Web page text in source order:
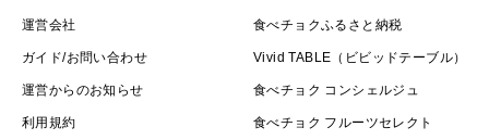
運営会社
ガイド/お問い合わせ
運営からのお知らせ
利用規約
食べチョクふるさと納税
Vivid TABLE（ビビッドテーブル）
食べチョク コンシェルジュ
食べチョク フルーツセレクト